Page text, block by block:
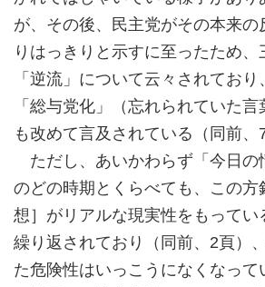
が、その後、民主党がその本来の
りはっきりと示すに至ったため
「逆流」について云々されてお
「総与党化」（忘れられていた
も改めて言及されている（同前、7
ただし、あいかわらず「今日の
のどの時期とくらべても、この方
想］がリアルな現実性をもってい
繰り返されており（同前、2頁）
た危険性はいっこうになくなって